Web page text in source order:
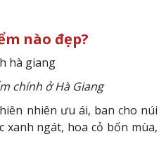
nào đẹp?
chính ở Hà Giang
nhiên ưu ái, ban cho núi
ngát, hoa cỏ bốn mùa,